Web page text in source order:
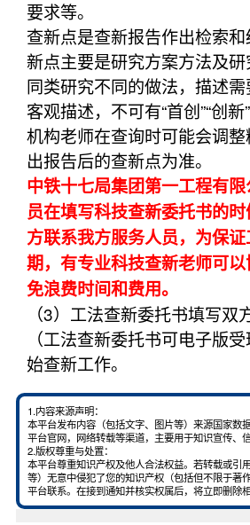
要求等。
查新点是查新报告作出检索
新点主要是研究方案方法及
同类研究不同的做法，描述
客观描述，不可有“首创”“创新”
机构老师在查询时可能会调
出报告后的查新点为准。
中铁十七局集团第一工程有
员在填写科技查新委托书的
方联系我方服务人员，为保
期，有专业科技查新老师可
免浪费时间和费用。
（3）工法查新委托书填写双
（工法查新委托书可电子版
始查新工作。
1.内容来源声明：
本平台发布内容（包括文字、图片等）来源国家数
平台官网，网络转载等渠道，主要用于知识宣传、
2.版权尊重与处置：
本平台尊重知识产权及他人合法权益。若转载或引
等）无意中侵犯了您的知识产权（包括但不限于著
平台联系。在接到通知并核实权属后，将立即删除